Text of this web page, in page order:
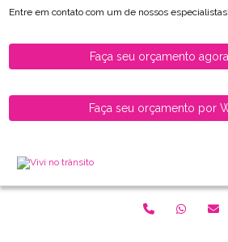
Entre em contato com um de nossos especialistas!
Faça seu orçamento
Faça seu orçamento por